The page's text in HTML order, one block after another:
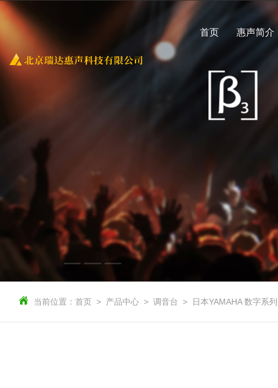
首页 惠声简介
当前位置： 首页 产品中心 调音台 日本YAMAHA 数字系列